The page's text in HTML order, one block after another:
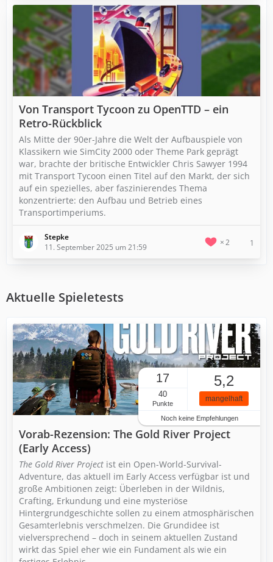
Von Transport Tycoon zu OpenTTD – ein
Retro-Rückblick
Als Mitte der 90er-Jahre die Welt der Aufbauspiele von
Klassikern wie SimCity 2000 oder Theme Park geprägt
war, brachte der britische Entwickler Chris Sawyer 1994
mit Transport Tycoon einen Titel auf den Markt, der sich
auf ein spezielles, aber faszinierendes Thema
konzentrierte: den Aufbau und Betrieb eines
Transportimperiums.
Stepke
11. September 2025 um 21:59
2 1
Aktuelle Spieletests
17
40
Punkte
5,2
mangelhaft
Noch keine Empfehlungen
Vorab-Rezension: The Gold River Project
(Early Access)
The Gold River Project ist ein Open-World-Survival-
Adventure, das aktuell im Early Access verfügbar ist und
große Ambitionen zeigt: Überleben in der Wildnis,
Crafting, Erkundung und eine mysteriöse
Hintergrundgeschichte sollen zu einem atmosphärischen
Gesamterlebnis verschmelzen. Die Grundidee ist
vielversprechend – doch in seinem aktuellen Zustand
wirkt das Spiel eher wie ein Fundament als wie ein